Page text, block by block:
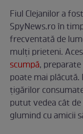
Fiul Clejanilor a
SpyNews.ro în
frecventată de
mulți prieteni.
scumpă,
poate mai
țigărilor
putut vedea cât
glumind cu amicii